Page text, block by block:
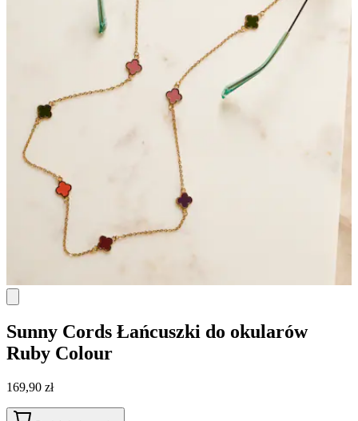
Sunny Cords Łańcuszki do okularów
Ruby Colour
169,90 zł